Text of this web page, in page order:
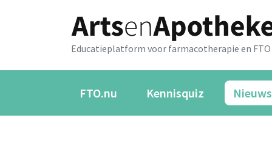
Educatieplatform voor farmacotherapie en FTO
FTO.nu Kennisquiz Nieuws